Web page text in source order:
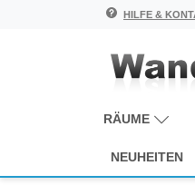
HILFE &
RÄUME
NEUHEITEN